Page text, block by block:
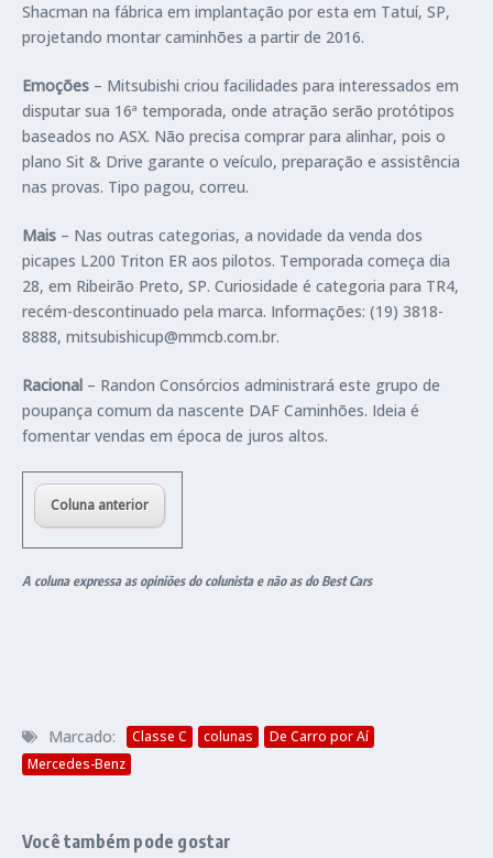
Shacman na fábrica em implantação por esta em Tatuí, SP,
projetando montar caminhões a partir de 2016.
Emoções – Mitsubishi criou facilidades para interessados em
disputar sua 16ª temporada, onde atração serão protótipos
baseados no ASX. Não precisa comprar para alinhar, pois o
plano Sit & Drive garante o veículo, preparação e assistência
nas provas. Tipo pagou, correu.
Mais – Nas outras categorias, a novidade da venda dos
picapes L200 Triton ER aos pilotos. Temporada começa dia
28, em Ribeirão Preto, SP. Curiosidade é categoria para TR4,
recém-descontinuado pela marca. Informações: (19) 3818-
8888, mitsubishicup@mmcb.com.br.
Racional – Randon Consórcios administrará este grupo de
poupança comum da nascente DAF Caminhões. Ideia é
fomentar vendas em época de juros altos.
Coluna anterior
A coluna expressa as opiniões do colunista e não as do Best Cars
Marcado: Classe C colunas
De Carro por Aí
Mercedes-Benz
Você também pode gostar